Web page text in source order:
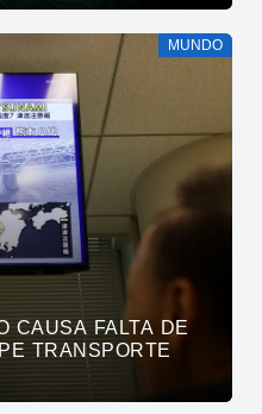
MUNDO
CAUSA FALTA DE
TRANSPORTE